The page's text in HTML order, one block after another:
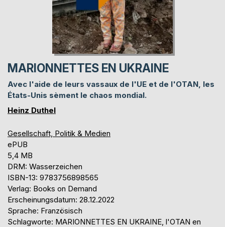
MARIONNETTES EN UKRAINE
Avec l'aide de leurs vassaux de l'UE et de l'OTAN, les
États-Unis sèment le chaos mondial.
Heinz Duthel
Gesellschaft, Politik & Medien
ePUB
5,4 MB
DRM: Wasserzeichen
ISBN-13: 9783756898565
Verlag: Books on Demand
Erscheinungsdatum: 28.12.2022
Sprache: Französisch
Schlagworte: MARIONNETTES EN UKRAINE, l'OTAN en